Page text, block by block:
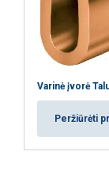
Varinė įvorė
Peržiūrėti